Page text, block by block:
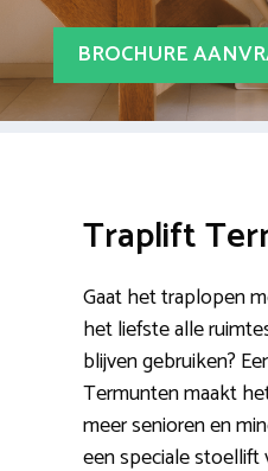
BROCHURE
Traplift
Gaat het traplopen
het liefste alle
blijven gebruiken?
Termunten maakt
meer senioren en
een speciale